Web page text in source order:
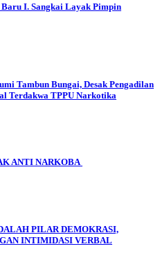
I. Sangkai Layak Pimpin
Tambun Bungai, Desak Pengadilan
Terdakwa TPPU Narkotika
ANTI NARKOBA
PILAR DEMOKRASI,
INTIMIDASI VERBAL